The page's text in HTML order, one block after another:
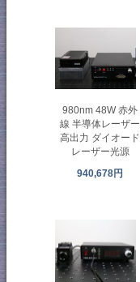
980nm 48W 赤外
線 半導体レーザー
高出力 ダイオード
レーザー光源
940,678円